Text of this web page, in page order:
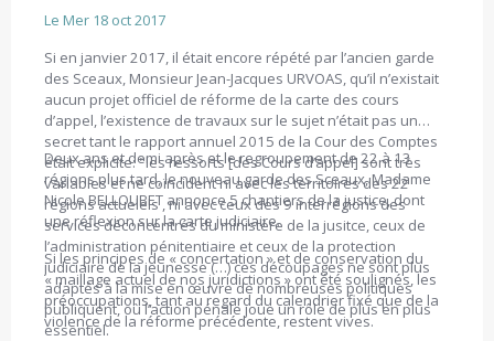
d'Amiens
Le Mer 18 oct 2017
Si en janvier 2017, il était encore répété par l’ancien garde
des Sceaux, Monsieur Jean-Jacques URVOAS, qu’il n’existait
aucun projet officiel de réforme de la carte des cours
d’appel, l’existence de travaux sur le sujet n’était pas un
secret tant le rapport annuel 2015 de la Cour des Comptes
était explicite: "les ressorts [des Cours d’appel] sont très
variables et ne coïncident ni avec les territoires des 22
régions actuelels , ni avec ceux des 9 interrégions des
services déconcentrés du ministère de la jusitce, ceux de
l’administration pénitentiaire et ceux de la protection
judiciaire de la jeunesse (…) ces découpages ne sont plus
adaptés à la mise en œuvre de nombreuses politiques
publiquent, où l’action pénale joue un rôle de plus en plus
essentiel.
Deux ans et demi après et le regroupement de 22 à 13
régions plus tard, le nouveau garde des Sceaux, Madame
Nicole BELLOUBET annonce 5 chantiers de la justice, dont
une réflexion sur la carte judiciaire.
Si les principes de « concertation » et de conservation du
« maillage actuel de nos juridictions » ont été soulignés, les
préoccupations, tant au regard du calendrier fixé que de la
violence de la réforme précédente, restent vives.